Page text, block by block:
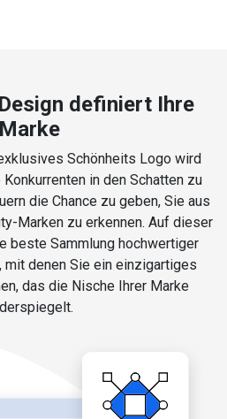
definiert Ihre
Marke
Schönheits Logo wird
Konkurrenten in den Schatten zu
die Chance zu geben, Sie aus
Marken zu erkennen. Auf dieser
beste Sammlung hochwertiger
mit denen Sie ein einzigartiges
das die Nische Ihrer Marke